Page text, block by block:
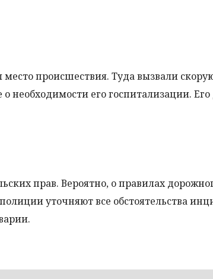
место происшествия. Туда вызвали
необходимости его госпитализации. Его
прав. Вероятно, о правилах
уточняют все обстоятельства